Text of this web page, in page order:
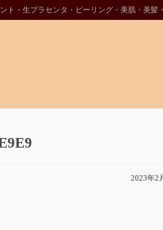
ト・生プラセンタ・ピーリング・美肌・美髪
2023年2